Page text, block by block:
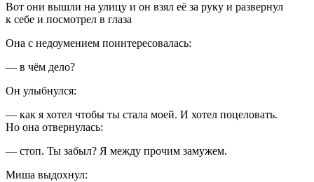
Вот они вышли на улицу и он взял её за руку и развернул
к себе и посмотрел в глаза
Она с недоумением поинтересовалась:
— в чём дело?
Он улыбнулся:
— как я хотел чтобы ты стала моей. И хотел поцеловать.
Но она отвернулась:
— стоп. Ты забыл? Я между прочим замужем.
Миша выдохнул: